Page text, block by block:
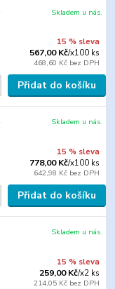
15 % sleva
567,00 Kč/x100 ks
468,60 Kč bez DPH
Skladem u nás.
Přidat do košíku
15 % sleva
778,00 Kč/x100 ks
642,98 Kč bez DPH
Skladem u nás.
Přidat do košíku
15 % sleva
259,00 Kč/x2 ks
214,05 Kč bez DPH
Skladem u nás.